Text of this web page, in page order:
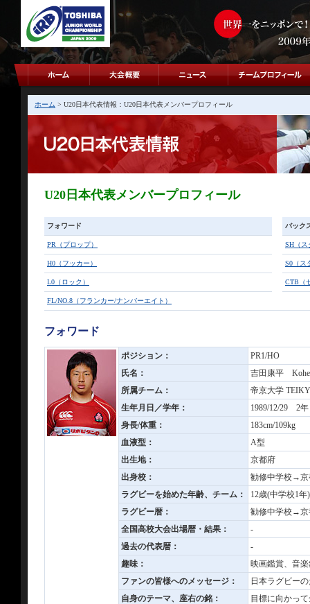
ホーム > U20日本代表情報：U20日本代表メンバープロフィール
U20日本代表メンバープロフィール
フォワード バック
PR（プロップ） SH（ス
H0（フッカー） S0（ス
L0（ロック） CTB（
FL/NO.8（フランカー/ナンバーエイト）
フォワード
ポジション：
PR1/HO
氏名：
吉田康平
所属チーム：
帝京大学
生年月日／学年：
1989/12/29 2年
身長/体重：
183cm/109kg
血液型：
A型
出生地：
京都府
出身校：
勧修中学校→
ラグビーを始めた年齢、チーム：
12歳(中学校1
ラグビー暦：
勧修中学校→
全国高校大会出場暦・結果：
-
過去の代表暦：
-
趣味：
映画鑑賞、音
ファンの皆様へのメッセージ：
日本ラグビー
自身のテーマ、座右の銘：
目標に向かっ